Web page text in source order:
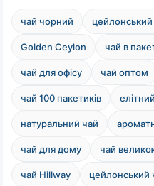
чай чорний цейлонський
Golden Ceylon чай в
чай для офісу чай оптом
чай 100 пакетиків
натуральний чай
чай для дому чай
чай Hillway цейлонський